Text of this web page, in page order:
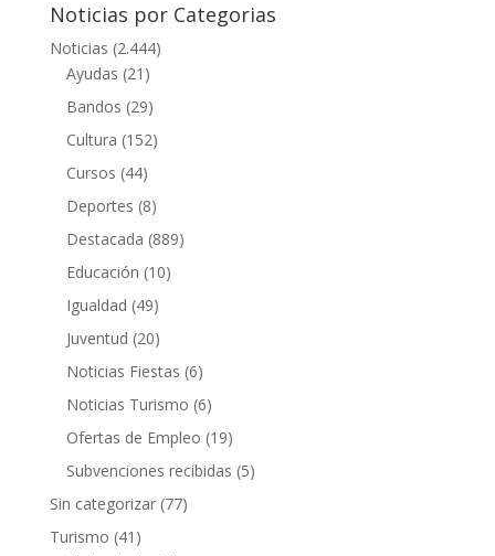
Noticias por Categorias
Noticias (2.444)
Ayudas (21)
Bandos (29)
Cultura (152)
Cursos (44)
Deportes (8)
Destacada (889)
Educación (10)
Igualdad (49)
Juventud (20)
Noticias Fiestas (6)
Noticias Turismo (6)
Ofertas de Empleo (19)
Subvenciones recibidas (5)
Sin categorizar(77)
Turismo (41)